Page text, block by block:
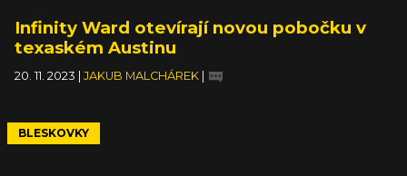
Infinity Ward otevírají novou pobočku v
texaském Austinu
20. 11. 2023 JAKUB MALCHÁREK
BLESKOVKY